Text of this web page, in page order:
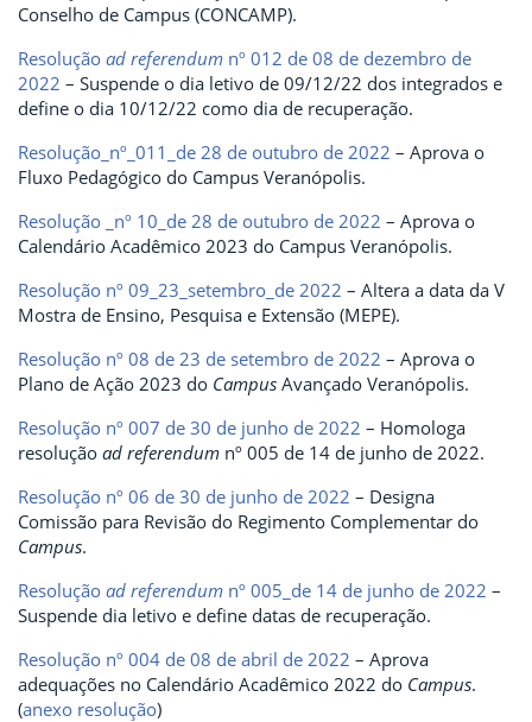
Conselho de Campus (CONCAMP).
Resolução ad referendum nº 012 de 08 de dezembro de
2022 – Suspende o dia letivo de 09/12/22 dos integrados e
define o dia 10/12/22 como dia de recuperação.
Resolução_nº_011_de 28 de outubro de 2022 – Aprova o
Fluxo Pedagógico do Campus Veranópolis.
Resolução _nº 10_de 28 de outubro de 2022 – Aprova o
Calendário Acadêmico 2023 do Campus Veranópolis.
Resolução nº 09_23_setembro_de 2022 – Altera a data da V
Mostra de Ensino, Pesquisa e Extensão (MEPE).
Resolução nº 08 de 23 de setembro de 2022 – Aprova o
Plano de Ação 2023 do Campus Avançado Veranópolis.
Resolução nº 007 de 30 de junho de 2022 – Homologa
resolução ad referendum nº 005 de 14 de junho de 2022.
Resolução nº 06 de 30 de junho de 2022 – Designa
Comissão para Revisão do Regimento Complementar do
Campus.
Resolução ad referendum nº 005_de 14 de junho de 2022 –
Suspende dia letivo e define datas de recuperação.
Resolução nº 004 de 08 de abril de 2022 – Aprova
adequações no Calendário Acadêmico 2022 do Campus.
(anexo resolução)